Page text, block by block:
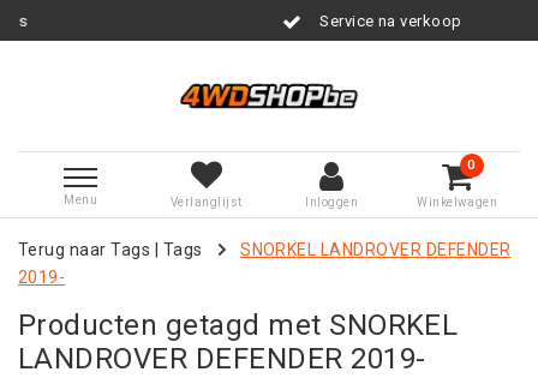
Service na verkoop
Menu Verlanglijst Inloggen
0
Winkelwagen
Terug naar Tags Tags
SNORKEL LANDROVER DEFENDER
2019-
Producten getagd met SNORKEL
LANDROVER DEFENDER 2019-